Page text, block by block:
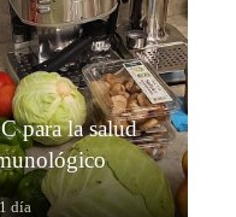
para la salud
día